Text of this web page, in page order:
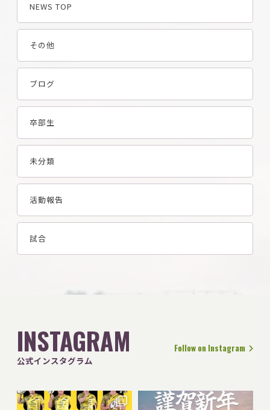
NEWS TOP
その他
ブログ
卒部生
未分類
活動報告
試合
INSTAGRAM
公式インスタグラム
Follow on Instagram